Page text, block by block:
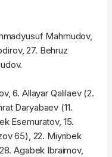
Mahmudov,
27. Behruz
6. Allayar Qalilaev (2.
Daryabaev (11.
Esemuratov, 15.
65), 22. Miyribek
Agabek Ibraimov,